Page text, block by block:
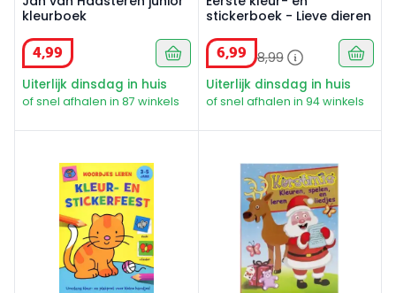
kleurboek
4,99
Uiterlijk dinsdag in huis
of snel afhalen in 87 winkels
stickerboek - Lieve dieren
6,99 8,99
Uiterlijk dinsdag in huis
of snel afhalen in 94 winkels